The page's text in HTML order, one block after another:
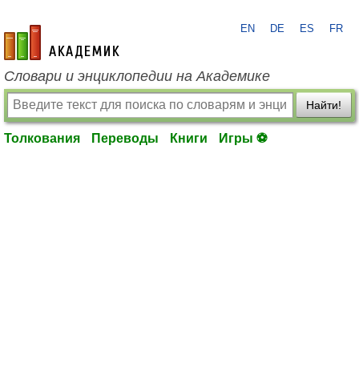
academic.ru
EN DE ES FR
Словари и энциклопедии на Академике
Найти!
Толкования Переводы Книги Игры ⚽